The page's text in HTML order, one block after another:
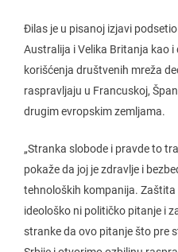
Đilas je u pisanoj izjavi
Australija i Velika Britanja kao
korišćenja društvenih mreža
raspravljaju u Francuskoj,
drugim evropskim zemljama.
„Stranka slobode i pravde to
pokaže da joj je zdravlje i
tehnoloških kompanija. Zaštita
ideološko ni političko pitanje i
stranke da ovo pitanje što pre